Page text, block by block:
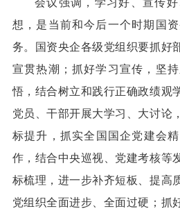
会议强调，学习好、宣传
想，是当前和今后一个时期国
务。国资央企各级党组织要抓好
宣贯热潮；抓好学习宣传，坚
悟，结合树立和践行正确政绩观
党员、干部开展大学习、大讨论
标提升，抓实全国国企党建会
作，结合中央巡视、党建考核等
标梳理，进一步补齐短板、提高
党组织全面进步、全面过硬；抓